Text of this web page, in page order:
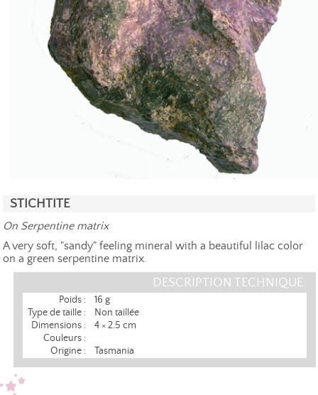
STICHTITE
On Serpentine matrix
A very soft, "sandy" feeling mineral with a beautiful lilac color
on a green serpentine matrix.
DESCRIPTION TECHNIQUE
Poids :
16 g
Type de taille :
Non taillée
Dimensions :
4 × 2.5 cm
Couleurs :
Origine :
Tasmania